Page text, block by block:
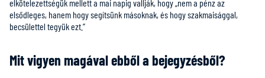
elkötelezettségük mellett a mai napig vallják, hogy „nem a pénz az
elsődleges, hanem hogy segítsünk másoknak, és hogy szakmaisággal,
becsülettel tegyük ezt.”
Mit vigyen magával ebből a bejegyzésből?